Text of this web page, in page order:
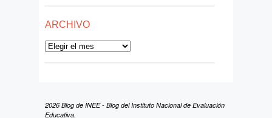
ARCHIVO
Archivo
2026 Blog de INEE - Blog del Instituto Nacional de Evaluación
Educativa.